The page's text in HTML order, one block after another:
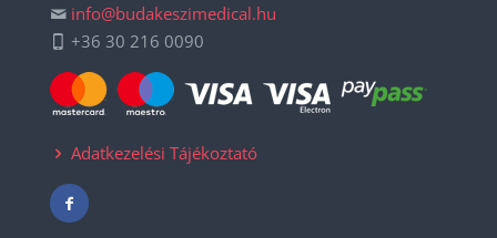
info@budakeszimedical.hu
+36 30 216 0090
Adatkezelési Tájékoztató